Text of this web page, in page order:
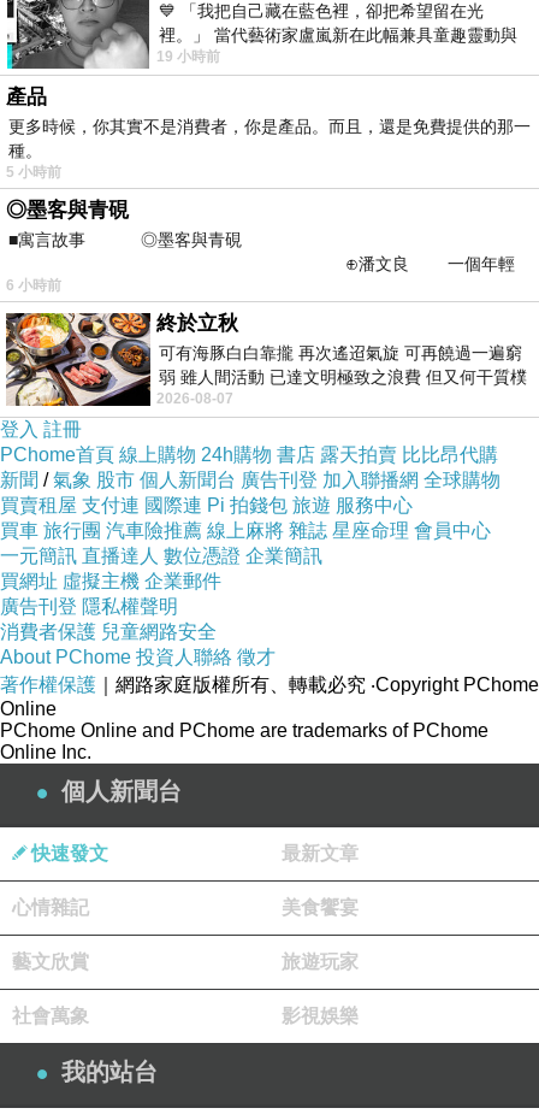
他們的翻桌率很快，而且服務人員速度和態度都很好。
我已經很久沒有在這種店裡看到這樣的服務生了!
重點是他們居然還沒收服務費。
單價都不會很貴。
💙 「我把自己藏在藍色裡，卻把希望留在光
裡。」 當代藝術家盧嵐新在此幅兼具童趣靈動與
抽象韻味的新作中，用湛藍的羽翼般色塊包覆著
19 小時前
產品
更多時候，你其實不是消費者，你是產品。而且，還是免費提供的那一
種。
5 小時前
◎墨客與青硯
■寓言故事 ◎墨客與青硯
⊕潘文良 一個年輕
的墨客，在京城的古玩肆裡
6 小時前
終於立秋
可有海豚白白靠攏 再次遙迢氣旋 可再饒過一遍窮
弱 雖人間活動 已達文明極致之浪費 但又何干質樸
者 只能白白陪葬
2026-08-07
登入 註冊
PChome首頁 線上購物 24h購物 書店 露天拍賣 比比昂代購
新聞 /氣象 股市 個人新聞台 廣告刊登 加入聯播網 全球購物
買賣租屋 支付連 國際連 Pi 拍錢包 旅遊 服務中心
買車 旅行團 汽車險推薦 線上麻將 雜誌 星座命理 會員中心
一元簡訊 直播達人 數位憑證 企業簡訊
買網址 虛擬主機 企業郵件
廣告刊登 隱私權聲明
消費者保護 兒童網路安全
About PChome 投資人聯絡 徵才
著作權保護 ｜網路家庭版權所有、轉載必究 ‧Copyright PChome
Online
PChome Online and PChome are trademarks of PChome
Online Inc.
個人新聞台
快速發文 最新文章
心情雜記 美食饗宴
藝文欣賞 旅遊玩家
社會萬象 影視娛樂
我的站台